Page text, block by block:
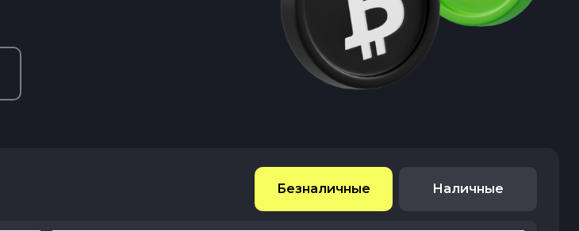
Безналичные Наличные